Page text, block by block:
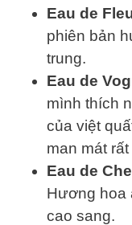
Eau de
phiên bản
trung.
Eau de
mình thích
của việt
man mát
Eau de
Hương hoa
cao sang.